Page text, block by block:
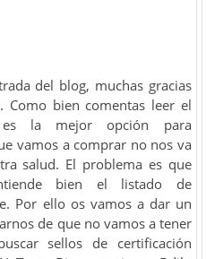
del blog, muchas gracias
Como bien comentas leer el
es la mejor opción para
vamos a comprar no nos va
salud. El problema es que
bien el listado de
Por ello os vamos a dar un
de que no vamos a tener
sellos de certificación